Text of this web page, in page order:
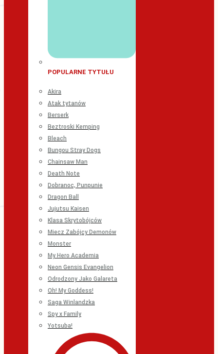
POPULARNE TYTUŁU
Akira
Atak tytanów
Berserk
Beztroski Kemping
Bleach
Bungou Stray Dogs
Chainsaw Man
Death Note
Dobranoc, Punpunie
Dragon Ball
Jujutsu Kaisen
Klasa Skrytobójców
Miecz Zabójcy Demonów
Monster
My Hero Academia
Neon Gensis Evangelion
Odrodzony Jako Galareta
Oh! My Goddess!
Saga Winlandzka
Spy x Family
Yotsuba!